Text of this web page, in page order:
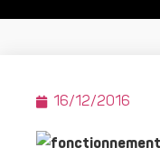
16/12/2016